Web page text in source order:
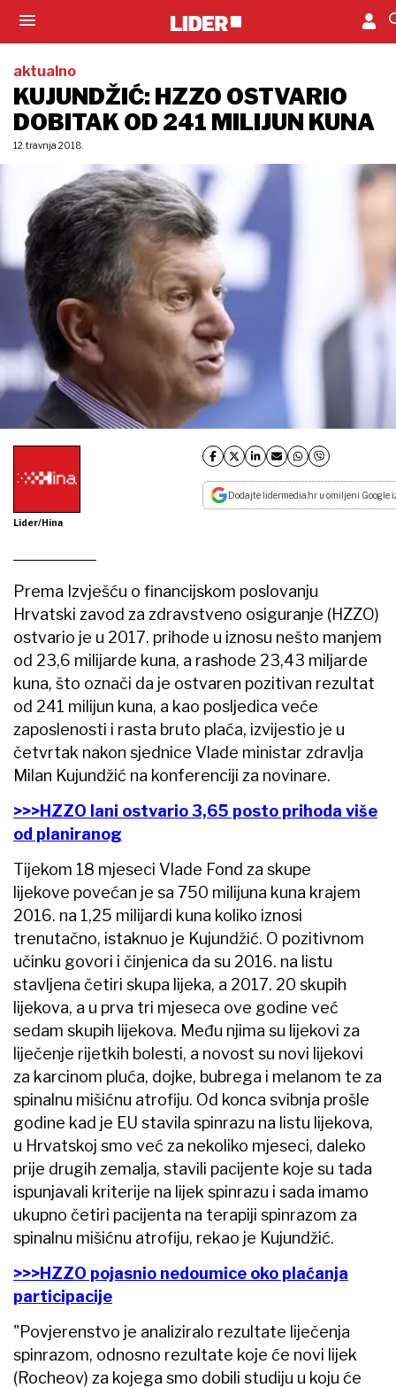
aktualno
KUJUNDŽIĆ: HZZO OSTVARIO
DOBITAK OD 241 MILIJUN KUNA
12. travnja 2018.
Lider/Hina
Dodajte lidermedia.hr u omiljeni Google
Prema Izvješću o financijskom poslovanju
Hrvatski zavod za zdravstveno osiguranje (HZZO)
ostvario je u 2017. prihode u iznosu nešto manjem
od 23,6 milijarde kuna, a rashode 23,43 miljarde
kuna, što označi da je ostvaren pozitivan rezultat
od 241 milijun kuna, a kao posljedica veće
zaposlenosti i rasta bruto plaća, izvijestio je u
četvrtak nakon sjednice Vlade ministar zdravlja
Milan Kujundžić na konferenciji za novinare.
>>>HZZO lani ostvario 3,65 posto prihoda više
od planiranog
Tijekom 18 mjeseci Vlade Fond za skupe
lijekove povećan je sa 750 milijuna kuna krajem
2016. na 1,25 milijardi kuna koliko iznosi
trenutačno, istaknuo je Kujundžić. O pozitivnom
učinku govori i činjenica da su 2016. na listu
stavljena četiri skupa lijeka, a 2017. 20 skupih
lijekova, a u prva tri mjeseca ove godine već
sedam skupih lijekova. Među njima su lijekovi za
liječenje rijetkih bolesti, a novost su novi lijekovi
za karcinom pluća, dojke, bubrega i melanom te za
spinalnu mišićnu atrofiju. Od konca svibnja prošle
godine kad je EU stavila spinrazu na listu lijekova,
u Hrvatskoj smo već za nekoliko mjeseci, daleko
prije drugih zemalja, stavili pacijente koje su tada
ispunjavali kriterije na lijek spinrazu i sada imamo
ukupno četiri pacijenta na terapiji spinrazom za
spinalnu mišićnu atrofiju, rekao je Kujundžić.
>>>HZZO pojasnio nedoumice oko plaćanja
participacije
"Povjerenstvo je analiziralo rezultate liječenja
spinrazom, odnosno rezultate koje će novi lijek
(Rocheov) za kojega smo dobili studiju u koju će